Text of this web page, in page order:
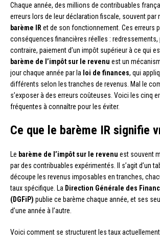
Chaque année, des millions de contribuables
erreurs lors de leur déclaration fiscale, souvent par
barème IR et de son fonctionnement. Ces erreurs
conséquences financières réelles : redressements,
contraire, paiement d’un impôt supérieur à ce qui
barème de l’impôt sur le revenu est un
jour chaque année par la loi de finances, qui
différents selon les tranches de revenus. Mal le
s’exposer à des erreurs coûteuses. Voici les cinq
fréquentes à connaître pour les éviter.
Ce que le barème IR signifie
Le barème de l’impôt sur le revenu est souvent
par des contribuables expérimentés. Il s’agit d’un
découpe les revenus imposables en tranches,
taux spécifique. La Direction Générale des
(DGFiP) publie ce barème chaque année, et ses
d’une année à l’autre.
Voici comment se structurent les taux actuellement